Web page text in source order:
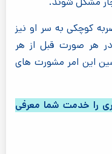
کوچکی به سر او نیز
هر صورت قبل از هر
این امر مشورت های
را خدمت شما معرفی